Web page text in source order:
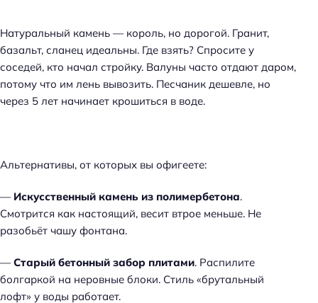
Натуральный камень — король, но дорогой. Гранит,
базальт, сланец идеальны. Где взять? Спросите у
соседей, кто начал стройку. Валуны часто отдают даром,
потому что им лень вывозить. Песчаник дешевле, но
через 5 лет начинает крошиться в воде.
Альтернативы, от которых вы офигеете:
— Искусственный камень из полимербетона.
Смотрится как настоящий, весит втрое меньше. Не
разобьёт чашу фонтана.
— Старый бетонный забор плитами. Распилите
болгаркой на неровные блоки. Стиль «брутальный
лофт» у воды работает.